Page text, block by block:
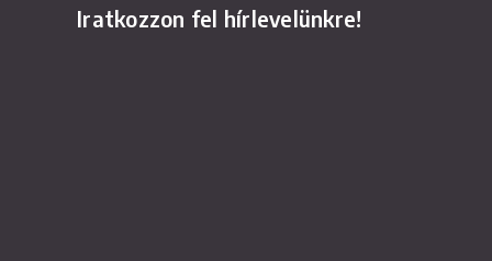
Iratkozzon fel hírlevelünkre!